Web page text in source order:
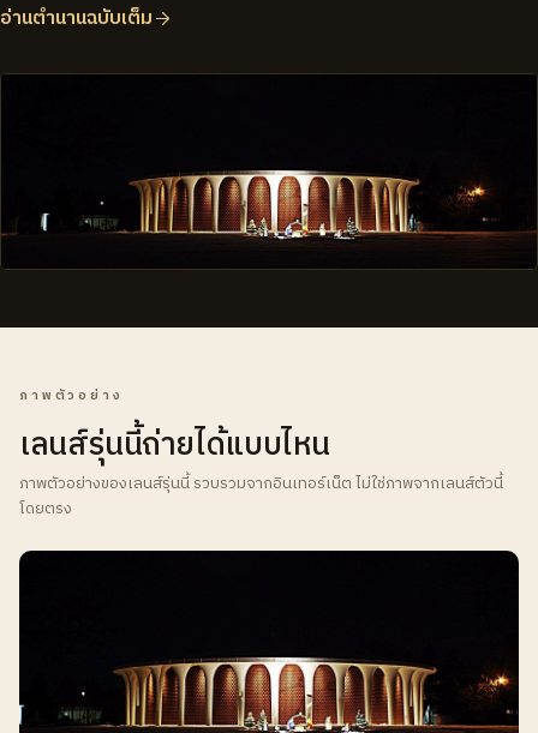
อ่านตำนานฉบับเต็ม
ภาพตัวอย่าง
เลนส์รุ่นนี้ถ่ายได้แบบไหน
ภาพตัวอย่างของเลนส์รุ่นนี้ รวบรวมจากอินเทอร์เน็ต ไม่ใช่ภาพจากเลนส์ตัวนี้
โดยตรง